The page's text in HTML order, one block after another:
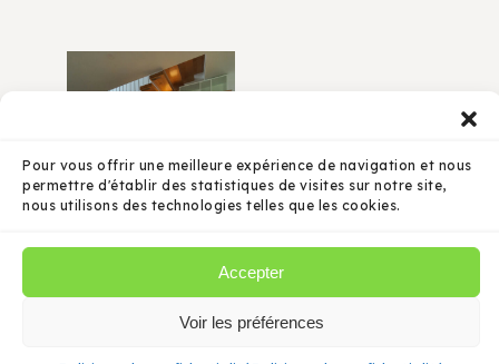
Pour vous offrir une meilleure expérience de navigation et nous
permettre d'établir des statistiques de visites sur notre site,
nous utilisons des technologies telles que les cookies.
Accepter
Voir les préférences